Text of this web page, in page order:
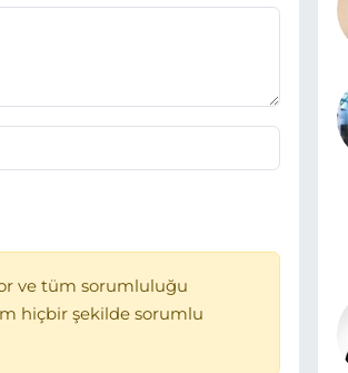
ve tüm sorumluluğu
hiçbir şekilde sorumlu